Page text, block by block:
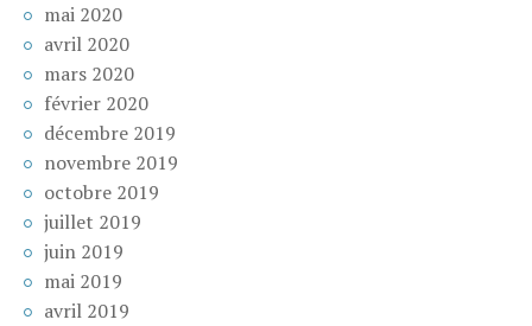
mai 2020
avril 2020
mars 2020
février 2020
décembre 2019
novembre 2019
octobre 2019
juillet 2019
juin 2019
mai 2019
avril 2019